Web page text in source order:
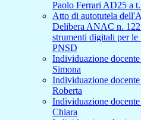
Paolo Ferrari AD25 a
Atto di autotutela
Delibera ANAC n.
strumenti digitali per
PNSD
Individuazione
Simona
Individuazione
Roberta
Individuazione
Chiara